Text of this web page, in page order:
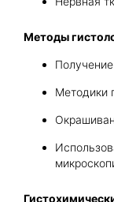
Методы
Методики